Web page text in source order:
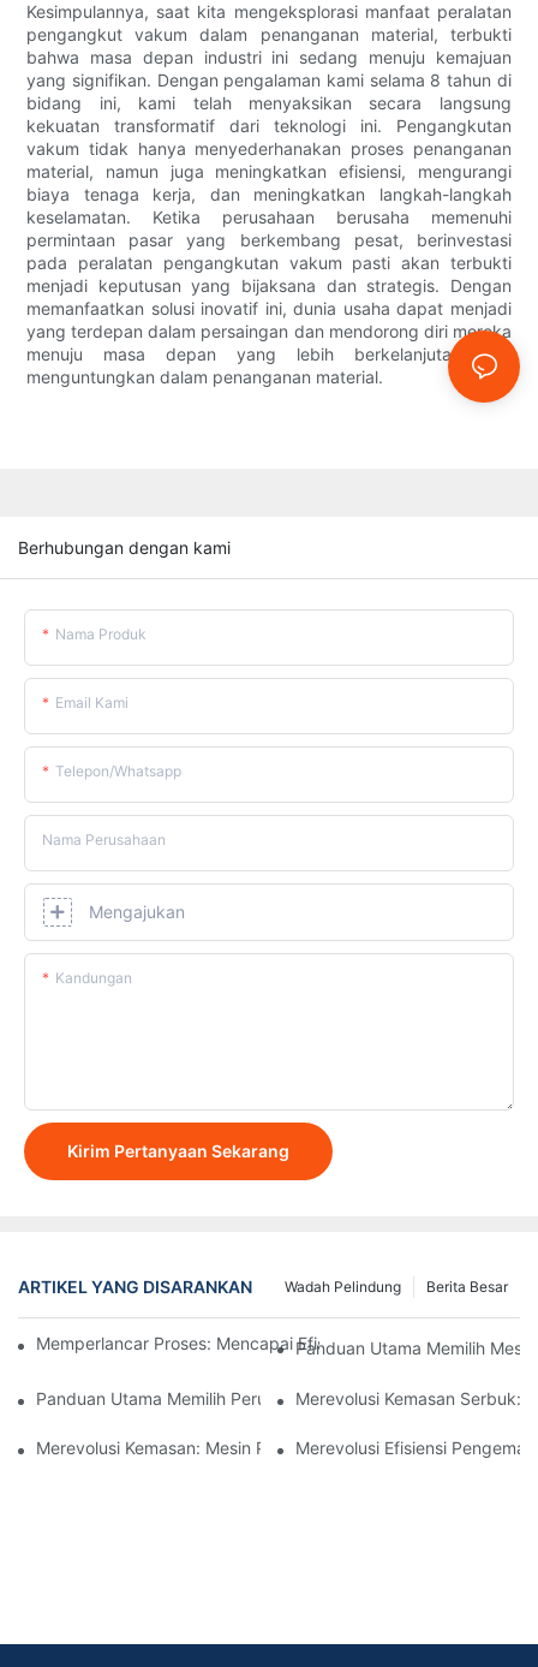
Kesimpulannya, saat kita mengeksplorasi manfaat peralatan
pengangkut vakum dalam penanganan material, terbukti
bahwa masa depan industri ini sedang menuju kemajuan
yang signifikan. Dengan pengalaman kami selama 8 tahun di
bidang ini, kami telah menyaksikan secara langsung
kekuatan transformatif dari teknologi ini. Pengangkutan
vakum tidak hanya menyederhanakan proses penanganan
material, namun juga meningkatkan efisiensi, mengurangi
biaya tenaga kerja, dan meningkatkan langkah-langkah
keselamatan. Ketika perusahaan berusaha memenuhi
permintaan pasar yang berkembang pesat, berinvestasi
pada peralatan pengangkutan vakum pasti akan terbukti
menjadi keputusan yang bijaksana dan strategis. Dengan
memanfaatkan solusi inovatif ini, dunia usaha dapat menjadi
yang terdepan dalam persaingan dan mendorong diri mereka
menuju masa depan yang lebih berkelanjutan dan
menguntungkan dalam penanganan material.
Berhubungan dengan kami
Nama Produk
Email Kami
Telepon/whatsapp
Nama Perusahaan
Mengajukan
Kandungan
Kirim Pertanyaan Sekarang
ARTIKEL YANG DISARANKAN Berita Besar
Wadah Pelindung
Memperlancar Proses: Mencapai Efisiensi Dengan Mesin
Panduan Utama Memilih
Panduan Utama Memilih Perusahaan Peralatan Pengisian Yang
Merevolusi Kemasan Serbuk:
Merevolusi Kemasan: Mesin Pengemas Kantong Stand-Up
Merevolusi Efisiensi